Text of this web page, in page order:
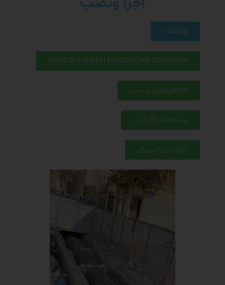
catalog
GAHDIR LOULEH PASSARGAD COMPANY
pdfکارگذاری ونصب
مشخصات کارگیت
کارگذاری اسپیرال